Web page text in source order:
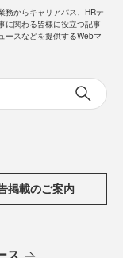
務からキャリアパス、HRテ
に関わる皆様に役立つ記事
ースなどを提供するWebマ
掲載のご案内